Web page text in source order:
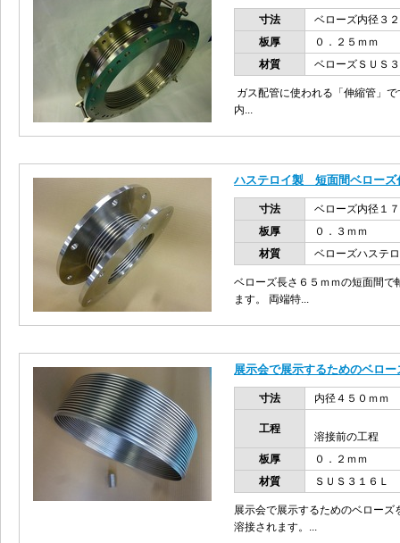
寸法
ベローズ内径３
板厚
０．２５ｍｍ
材質
ベローズＳＵＳ
ガス配管に使われる「伸縮管
内...
ハステロイ製 短面間ベローズ
寸法
ベローズ内径１
板厚
０．３ｍｍ
材質
ベローズハステ
ベローズ長さ６５ｍｍの短面間
ます。 両端特...
展示会で展示するためのベロー
寸法 内径４５０ｍｍ
工程
溶接前の工程
板厚
０．２ｍｍ
材質
ＳＵＳ３１６Ｌ
展示会で展示するためのベロー
溶接されます。...